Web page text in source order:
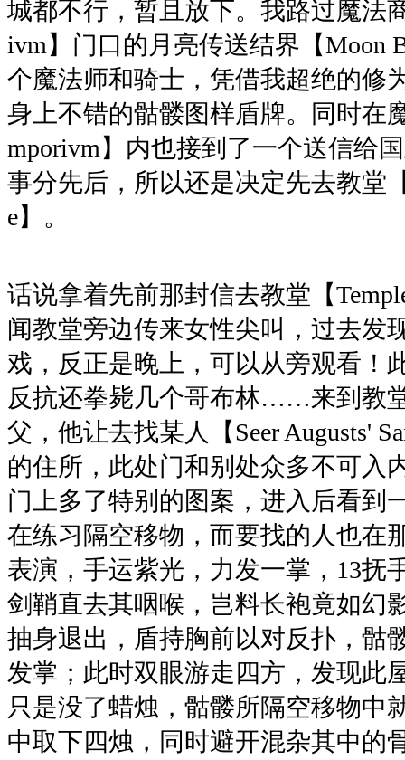
城都不行，暂且放下。我路过魔法
ivm】门口的月亮传送结界【Moon
个魔法师和骑士，凭借我超绝的修
身上不错的骷髅图样盾牌。同时在
mporivm】内也接到了一个送信给
事分先后，所以还是决定先去教堂
e】。
话说拿着先前那封信去教堂【
闻教堂旁边传来女性尖叫，过去发
戏，反正是晚上，可以从旁观看！
反抗还拳毙几个哥布林……来到教
父，他让去找某人【Seer Augusts'
的住所，此处门和别处众多不可入
门上多了特别的图案，进入后看到
在练习隔空移物，而要找的人也在
表演，手运紫光，力发一掌，13抚
剑鞘直去其咽喉，岂料长袍竟如幻
抽身退出，盾持胸前以对反扑，骷
发掌；此时双眼游走四方，发现此
只是没了蜡烛，骷髅所隔空移物中
中取下四烛，同时避开混杂其中的